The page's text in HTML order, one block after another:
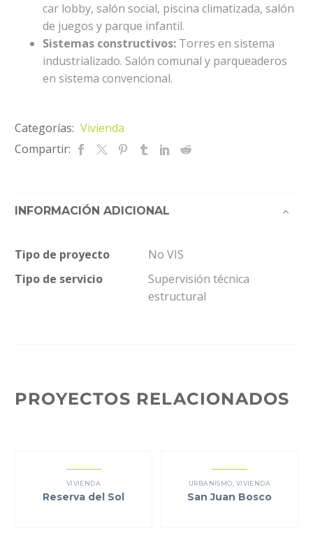
car lobby, salón social, piscina climatizada, salón
de juegos y parque infantil.
Sistemas constructivos: Torres en sistema
industrializado. Salón comunal y parqueaderos
en sistema convencional.
Categorías: Vivienda
Compartir:
INFORMACIÓN ADICIONAL
Tipo de proyecto
No VIS
Tipo de servicio
Supervisión técnica
estructural
PROYECTOS RELACIONADOS
VIVIENDA
Reserva del Sol
URBANISMO VIVIENDA
San Juan Bosco